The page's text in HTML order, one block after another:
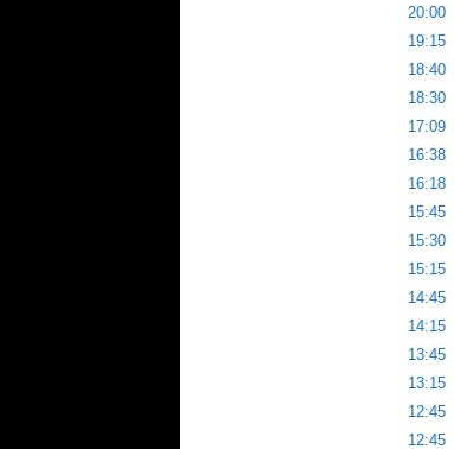
20:00
19:15
18:40
18:30
17:09
16:38
16:18
15:45
15:30
15:15
14:45
14:15
13:45
13:15
12:45
12:45